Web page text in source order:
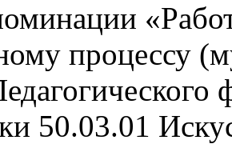
процессу
50.03.01